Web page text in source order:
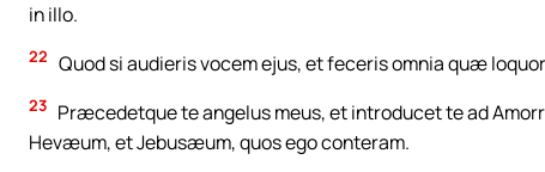
in illo.
22 Quod si audieris vocem ejus, et feceris omnia quæ
23 Præcedetque te angelus meus, et introducet te ad
Hevæum, et Jebusæum, quos ego conteram.